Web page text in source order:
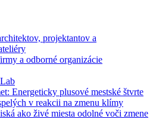
projektantov a
a odborné organizácie
Energeticky plusové mestské štvrte
v reakcii na zmenu klímy
ako živé miesta odolné voči zmene